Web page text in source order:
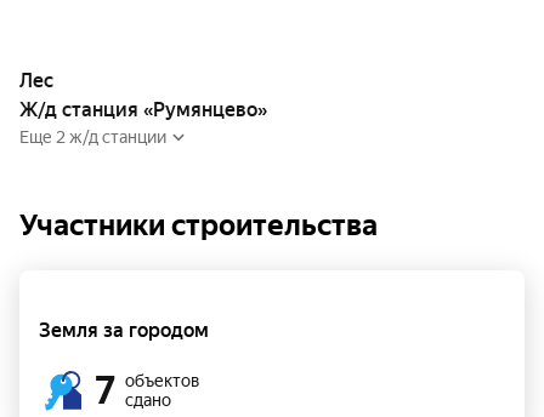
Лес
Ж/д станция «Румянцево»
Еще 2 ж/д станции
Участники строительства
Земля за городом
7 объектов
сдано